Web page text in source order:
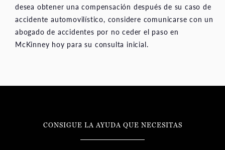
desea obtener una compensación después de su caso de
accidente automovilístico, considere comunicarse con un
abogado de accidentes por no ceder el paso en
McKinney hoy para su consulta inicial.
CONSIGUE LA AYUDA QUE NECESITAS